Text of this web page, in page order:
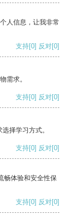
人信息，让我非常
支持[0] 反对[0]
需求。
支持[0] 反对[0]
择学习方式。
支持[0] 反对[0]
畅体验和安全性保
支持[0] 反对[0]